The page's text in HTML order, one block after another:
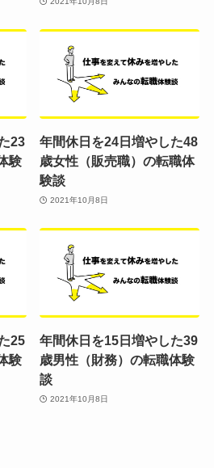
23
験
年間休日を24日増やした48
歳女性（販売職）の転職体
験談
2021年10月8日
25
験
年間休日を15日増やした39
歳男性（財務）の転職体験
談
2021年10月8日